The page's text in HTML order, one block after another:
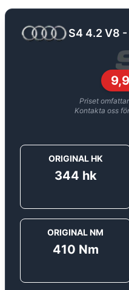
S4 4.2 V8
Priset
Kontakta oss
ORIGINAL HK
344 hk
ORIGINAL NM
410 Nm